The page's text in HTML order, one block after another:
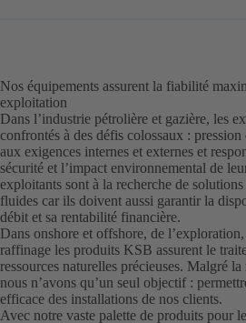
Nos équipements assurent la fiabilité
exploitation
Dans l’industrie pétrolière et gazière, les
confrontés à des défis colossaux :
aux exigences internes et externes et
sécurité et l’impact environnemental de
exploitants sont à la recherche de
fluides car ils doivent aussi garantir la
débit et sa rentabilité financière.
Dans onshore et offshore, de
raffinage les produits KSB assurent le
ressources naturelles précieuses. Malgré
nous n’avons qu’un seul objectif :
efficace des installations de nos clients.
Avec notre vaste palette de produits pour